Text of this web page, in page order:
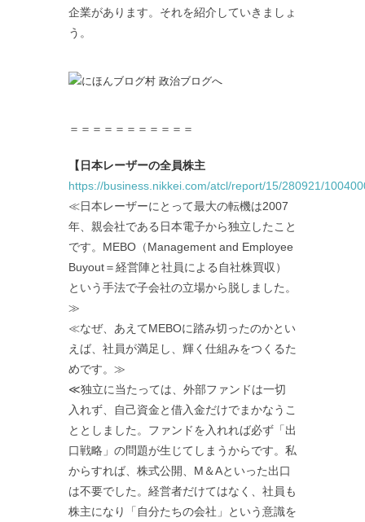
企業があります。それを紹介していきましょ
う。
＝＝＝＝＝＝＝＝＝＝＝
【日本レーザーの全員株主
https://business.nikkei.com/atcl/report/15/280921/
≪日本レーザーにとって最大の転機は2007
年、親会社である日本電子から独立したこと
です。MEBO（Management and Employee
Buyout＝経営陣と社員による自社株買収）
という手法で子会社の立場から脱しました。
≫
≪なぜ、あえてMEBOに踏み切ったのかとい
えば、社員が満足し、輝く仕組みをつくるた
めです。≫
≪独立に当たっては、外部ファンドは一切
入れず、自己資金と借入金だけでまかなうこ
ととしました。ファンドを入れれば必ず「出
口戦略」の問題が生じてしまうからです。私
からすれば、株式公開、M＆Aといった出口
は不要でした。経営者だけてはなく、社員も
株主になり「自分たちの会社」という意識を